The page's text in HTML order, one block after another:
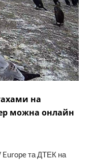
на
можна онлайн
Europe та ДТЕК на